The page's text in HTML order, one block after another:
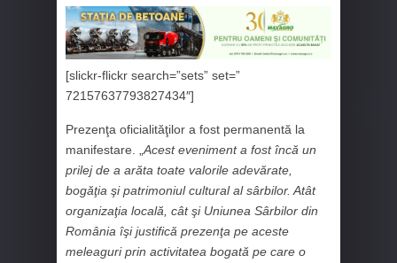
[slickr-flickr search=”sets” set=”
72157637793827434″]
Prezenţa oficialităţilor a fost permanentă la
manifestare. „ Acest eveniment a fost încă un
prilej de a arăta toate valorile adevărate,
bogăţia şi patrimoniul cultural al sârbilor. Atât
organizaţia locală, cât şi Uniunea Sârbilor din
România îşi justifică prezenţa pe aceste
meleaguri prin activitatea bogată pe care o